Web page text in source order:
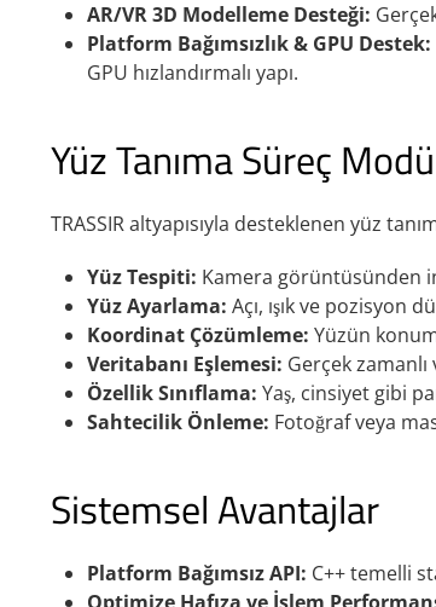
AR/VR 3D Modelleme Desteği:
Platform Bağımsızlık & GPU Destek:
GPU hızlandırmalı yapı.
Yüz Tanıma Süreç
TRASSIR altyapısıyla desteklenen yüz
Yüz Tespiti: Kamera görüntüsünden
Yüz Ayarlama: Açı, ışık ve pozisyon
Koordinat Çözümleme: Yüzün
Veritabanı Eşlemesi: Gerçek zamanlı
Özellik Sınıflama: Yaş, cinsiyet gibi
Sahtecilik Önleme: Fotoğraf veya
Sistemsel Avantajlar
Platform Bağımsız API: C++ temelli